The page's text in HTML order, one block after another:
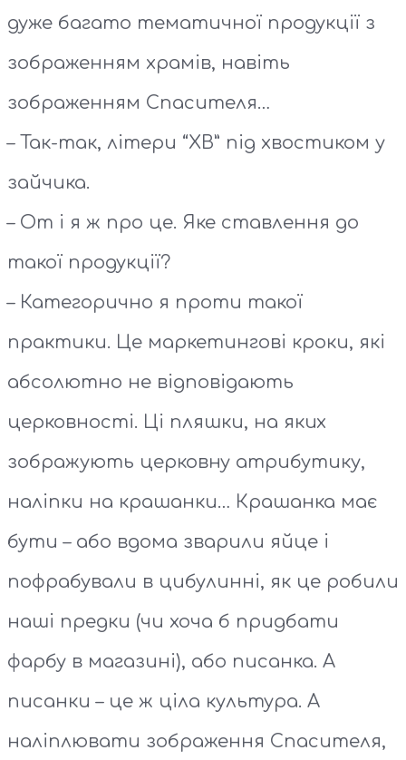
дуже багато тематичної продукції з
зображенням храмів, навіть
зображенням Спасителя…
– Так-так, літери “ХВ” під хвостиком у
зайчика.
– От і я ж про це. Яке ставлення до
такої продукції?
– Категорично я проти такої
практики. Це маркетингові кроки, які
абсолютно не відповідають
церковності. Ці пляшки, на яких
зображують церковну атрибутику,
наліпки на крашанки… Крашанка має
бути – або вдома зварили яйце і
пофрабували в цибулинні, як це робили
наші предки (чи хоча б придбати
фарбу в магазині), або писанка. А
писанки – це ж ціла культура. А
наліплювати зображення Спасителя,